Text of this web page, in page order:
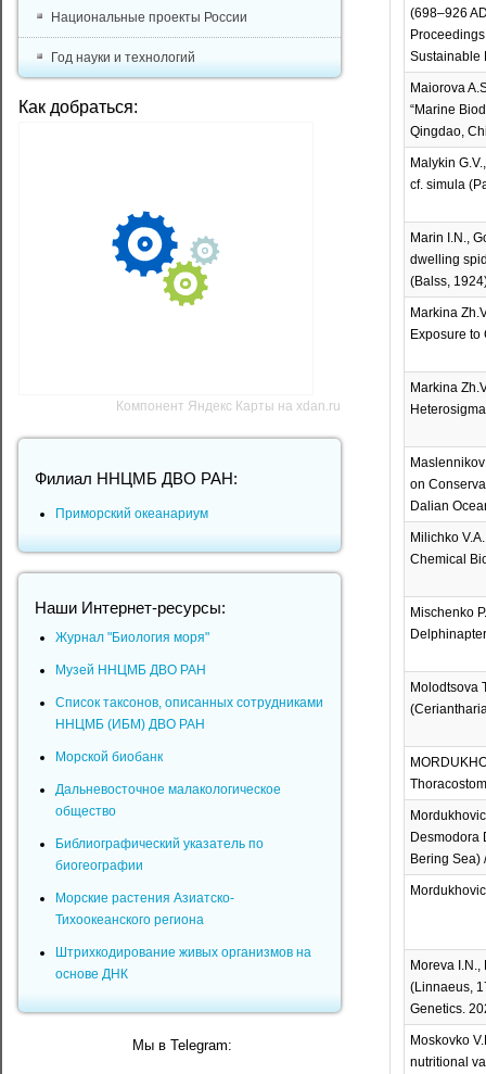
(698–926
Sustainable
Maiorova
“Marine
Qingdao,
Malykin
cf. simula
Marin I.N.,
dwelling
(Balss,
Markina
Exposure to
Markina
on
Dalian
Milichko
Chemical
Mischenko
Molodtsova
Desmodora
Bering Sea)
Moreva
(Linnaeus,
Genetics.
Moskovko
nutritional
Национальные проекты России
Год науки и технологий
Как добраться:
Компонент Яндекс Карты на xdan.ru
Филиал ННЦМБ ДВО РАН:
Приморский океанариум
Наши Интернет-ресурсы:
Журнал "Биология моря"
Музей ННЦМБ ДВО РАН
Список таксонов, описанных сотрудниками
ННЦМБ (ИБМ) ДВО РАН
Морской биобанк
Дальневосточное малакологическое
общество
Библиографический указатель по
биогеографии
Морские растения Азиатско-
Тихоокеанского региона
Штрихкодирование живых организмов на
основе ДНК
Мы в Telegram: